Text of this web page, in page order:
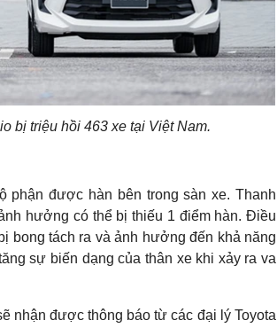
bị triệu hồi 463 xe tại Việt Nam.
phận được hàn bên trong sàn xe. Thanh
hưởng có thể bị thiếu 1 điểm hàn. Điều
bong tách ra và ảnh hưởng đến khả năng
sự biến dạng của thân xe khi xảy ra va
nhận được thông báo từ các đại lý Toyota